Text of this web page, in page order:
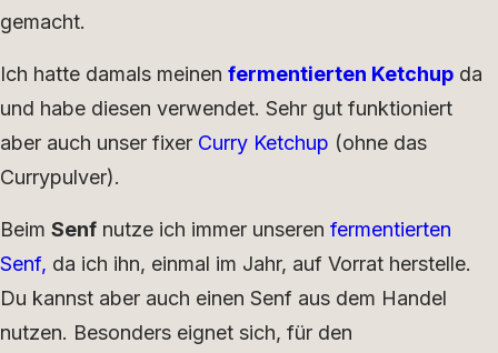
gemacht.
Ich hatte damals meinen fermentierten Ketchup da
und habe diesen verwendet. Sehr gut funktioniert
aber auch unser fixer Curry Ketchup (ohne das
Currypulver).
Beim Senf nutze ich immer unseren fermentierten
Senf, da ich ihn, einmal im Jahr, auf Vorrat herstelle.
Du kannst aber auch einen Senf aus dem Handel
nutzen. Besonders eignet sich, für den